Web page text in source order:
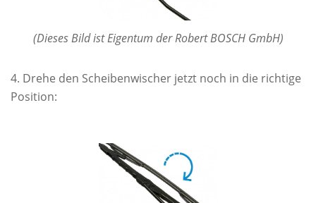
(Dieses Bild ist Eigentum der Robert BOSCH GmbH)
Drehe den Scheibenwischer jetzt noch in die richtige
Position: